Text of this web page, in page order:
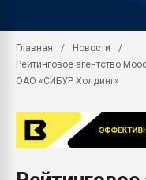
Главная
Новости
Рейтинговое агентство
ОАО «СИБУР Холдинг»